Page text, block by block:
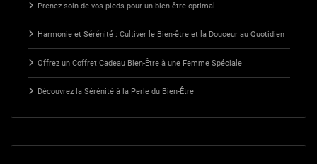
Prenez soin de vos pieds pour un bien-être optimal
Harmonie et Sérénité : Cultiver le Bien-être et la Douceur au Quotidien
Offrez un Coffret Cadeau Bien-Être à une Femme Spéciale
Découvrez la Sérénité à la Perle du Bien-Être